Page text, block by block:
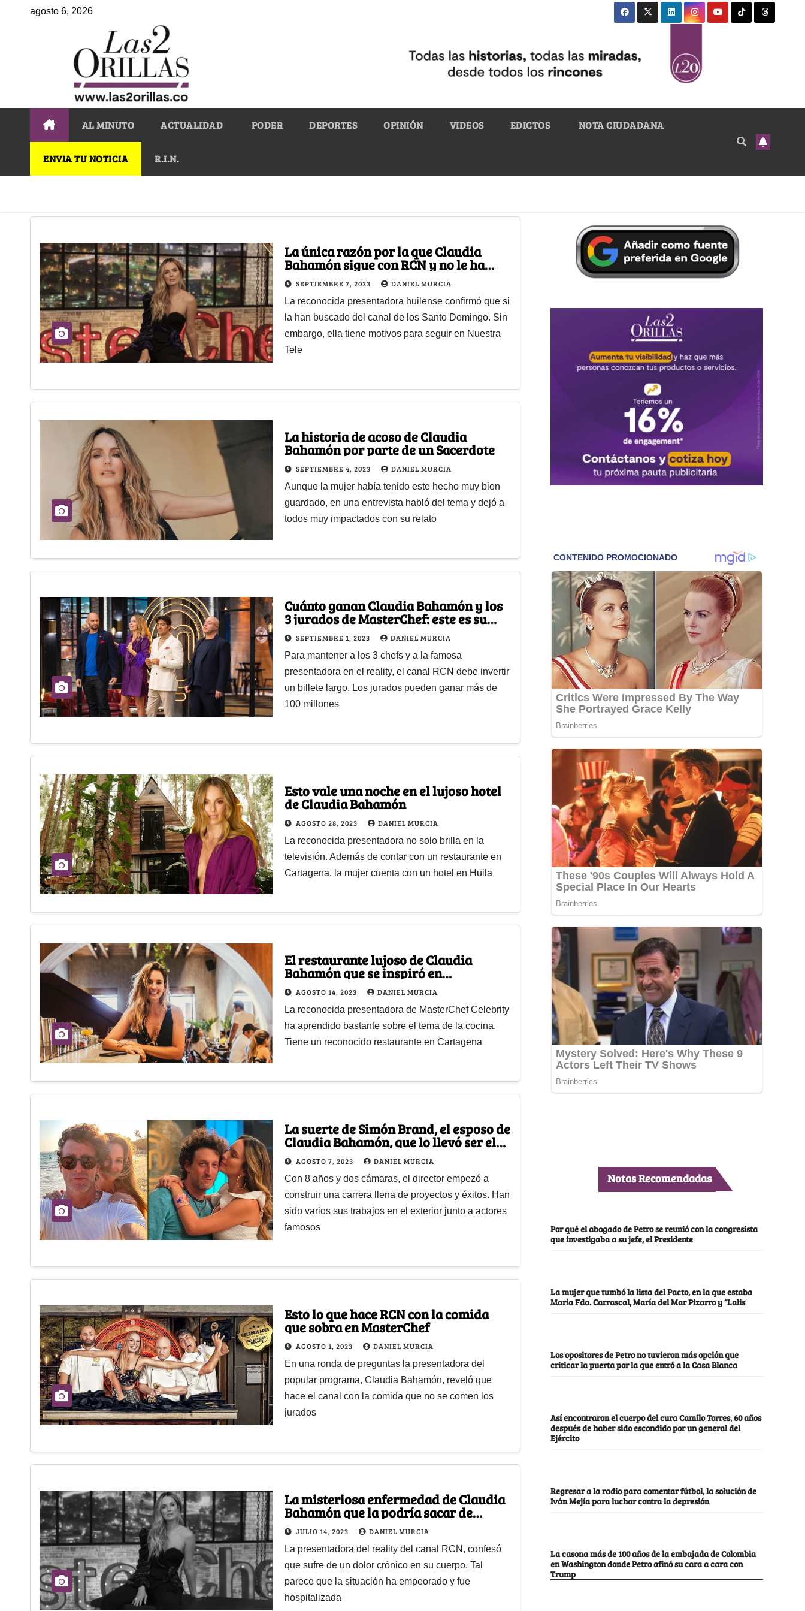
agosto 6, 2026
AL MINUTO ACTUALIDAD PODER DEPORTES OPINIÓN VIDEOS EDICTOS NOTA CIUDADANA
ENVIA TU NOTICIA R.I.N.
La única razón por la que Claudia
Bahamón sigue con RCN y no le ha
dado el sí a Caracol
SEPTIEMBRE 7, 2023 DANIEL MURCIA
La reconocida presentadora huilense confirmó que si
la han buscado del canal de los Santo Domingo. Sin
embargo, ella tiene motivos para seguir en Nuestra
Tele
La historia de acoso de Claudia
Bahamón por parte de un Sacerdote
SEPTIEMBRE 4, 2023 DANIEL MURCIA
Aunque la mujer había tenido este hecho muy bien
guardado, en una entrevista habló del tema y dejó a
todos muy impactados con su relato
Cuánto ganan Claudia Bahamón y los
3 jurados de MasterChef: este es su
sueldo
SEPTIEMBRE 1, 2023 DANIEL MURCIA
Para mantener a los 3 chefs y a la famosa
presentadora en el reality, el canal RCN debe invertir
un billete largo. Los jurados pueden ganar más de
100 millones
Esto vale una noche en el lujoso hotel
de Claudia Bahamón
AGOSTO 28, 2023 DANIEL MURCIA
La reconocida presentadora no solo brilla en la
televisión. Además de contar con un restaurante en
Cartagena, la mujer cuenta con un hotel en Huila
El restaurante lujoso de Claudia
Bahamón que se inspiró en
MasterChef
AGOSTO 14, 2023 DANIEL MURCIA
La reconocida presentadora de MasterChef Celebrity
ha aprendido bastante sobre el tema de la cocina.
Tiene un reconocido restaurante en Cartagena
La suerte de Simón Brand, el esposo de
Claudia Bahamón, que lo llevó ser el
director de estrellas
AGOSTO 7, 2023 DANIEL MURCIA
Con 8 años y dos cámaras, el director empezó a
construir una carrera llena de proyectos y éxitos. Han
sido varios sus trabajos en el exterior junto a actores
famosos
Esto lo que hace RCN con la comida
que sobra en MasterChef
AGOSTO 1, 2023 DANIEL MURCIA
En una ronda de preguntas la presentadora del
popular programa, Claudia Bahamón, reveló que
hace el canal con la comida que no se comen los
jurados
La misteriosa enfermedad de Claudia
Bahamón que la podría sacar de
MasterChef
JULIO 14, 2023 DANIEL MURCIA
La presentadora del reality del canal RCN, confesó
que sufre de un dolor crónico en su cuerpo. Tal
parece que la situación ha empeorado y fue
hospitalizada
Notas Recomendadas
Por qué el abogado de Petro se reunió con la congresista
que investigaba a su jefe, el Presidente
La mujer que tumbó la lista del Pacto, en la que estaba
María Fda. Carrascal, María del Mar Pizarro y “Lalis
Los opositores de Petro no tuvieron más opción que
criticar la puerta por la que entró a la Casa Blanca
Así encontraron el cuerpo del cura Camilo Torres, 60 años
después de haber sido escondido por un general del
Ejército
Regresar a la radio para comentar fútbol, la solución de
Iván Mejía para luchar contra la depresión
La casona más de 100 años de la embajada de Colombia
en Washington donde Petro afinó su cara a cara con
Trump